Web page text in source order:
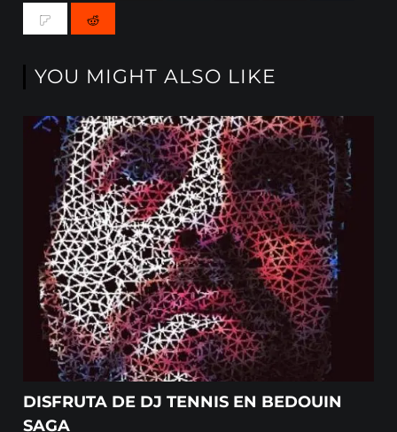
YOU MIGHT ALSO LIKE
DISFRUTA DE DJ TENNIS EN BEDOUIN
SAGA